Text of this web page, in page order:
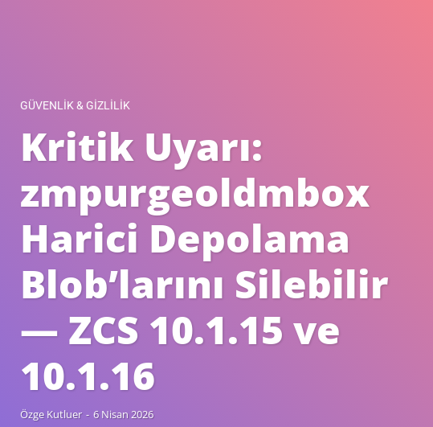
GÜVENLIK & GIZLILIK
Kritik Uyarı:
zmpurgeoldmbox
Harici Depolama
Blob’larını Silebilir
— ZCS 10.1.15 ve
10.1.16
Özge Kutluer - 6 Nisan 2026